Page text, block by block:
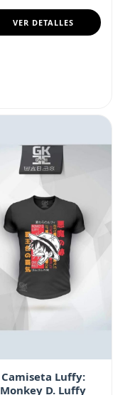
VER DETALLES
Camiseta Luffy:
Monkey D. Luffy